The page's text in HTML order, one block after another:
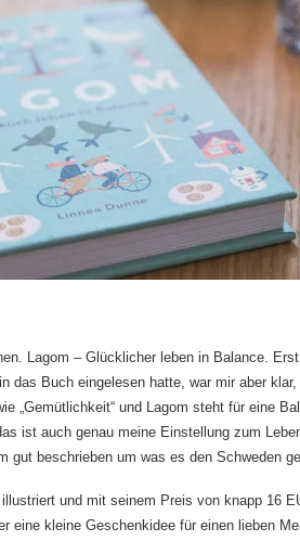
Lagom – Glücklicher leben in Balance.
das Buch eingelesen hatte, war mir aber
„Gemütlichkeit“ und Lagom steht für eine
ist auch genau meine Einstellung zum
gut beschrieben um was es den Schweden
und mit seinem Preis von knapp 16
eine kleine Geschenkidee für einen lieben